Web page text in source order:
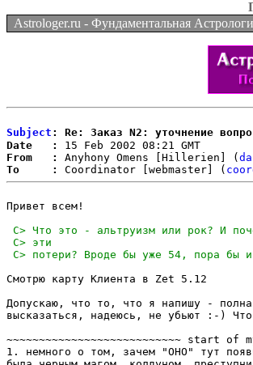
Astrologer.ru - Фундаментальная
Subject : Re: Заказ N2: уточнение
Date   :
From   :
Anyhony Omens [Hillerien] (
To     :
Coordinator [webmaster] (
Привет всем!
Смотрю карту Клиента в Zet 5.12
Допускаю, что то, что я напишу -
высказаться, надеюсь, не убьют :-)
~~~~~~~~~~~~~~~~~~~~~~~~~~~ start of
1. немного о том, зачем "ОНО" тут